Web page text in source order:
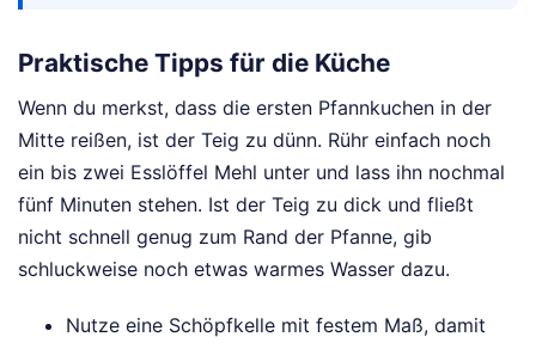
Praktische Tipps für die Küche
Wenn du merkst, dass die ersten Pfannkuchen in der
Mitte reißen, ist der Teig zu dünn. Rühr einfach noch
ein bis zwei Esslöffel Mehl unter und lass ihn nochmal
fünf Minuten stehen. Ist der Teig zu dick und fließt
nicht schnell genug zum Rand der Pfanne, gib
schluckweise noch etwas warmes Wasser dazu.
Nutze eine Schöpfkelle mit festem Maß, damit